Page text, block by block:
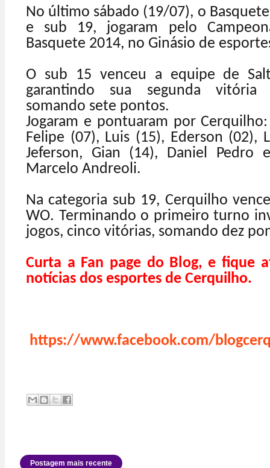
No último sábado (19/07), o
e sub 19, jogaram pelo
Basquete 2014, no Ginásio de
O sub 15 venceu a equipe de
garantindo sua segunda vitória
somando sete pontos.
Jogaram e pontuaram por
Felipe (07), Luis (15), Ederson (02),
Jeferson, Gian (14), Daniel Pedro
Marcelo Andreoli.
Na categoria sub 19, Cerquilho
WO. Terminando o primeiro turno
jogos, cinco vitórias, somando dez
Curta a Fan page do Blog, e fique
notícias dos esportes de Cerquilho.
https://www.facebook.com/
Postagem mais recente